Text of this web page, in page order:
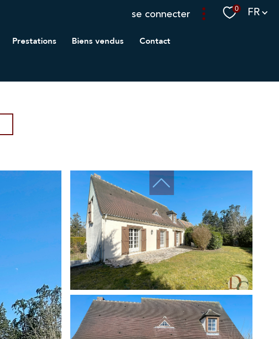
se connecter 0 Langue
FR
prestations biens vendus contact